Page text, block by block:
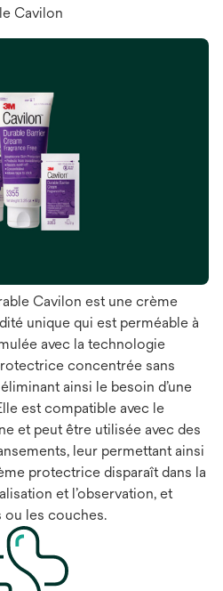
Cavilon
Cavilon est une crème
unique qui est perméable à
avec la technologie
concentrée sans
ainsi le besoin d’une
est compatible avec le
et peut être utilisée avec des
leur permettant ainsi
protectrice disparaît dans la
et l’observation, et
ou les couches.